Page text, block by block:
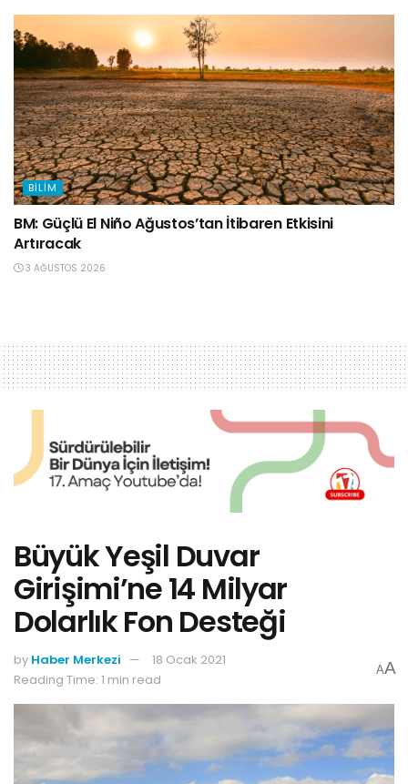
BILIM
BM: Güçlü El Niño Ağustos’tan İtibaren Etkisini
Artıracak
3 AĞUSTOS 2026
Büyük Yeşil Duvar
Girişimi’ne 14 Milyar
Dolarlık Fon Desteği
by Haber Merkezi
18 Ocak 2021
Reading Time: 1 min read
AA